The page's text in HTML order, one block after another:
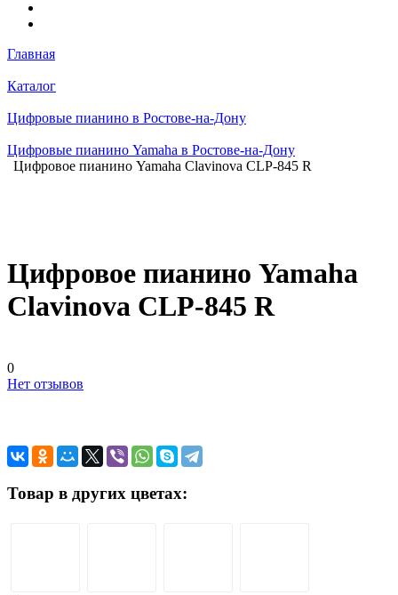
Главная
Каталог
Цифровые пианино в Ростове-на-Дону
Цифровые пианино Yamaha в Ростове-на-Дону
Цифровое пианино Yamaha Clavinova CLP-845 R
Цифровое пианино Yamaha
Clavinova CLP-845 R
0
Нет отзывов
Товар в других цветах: